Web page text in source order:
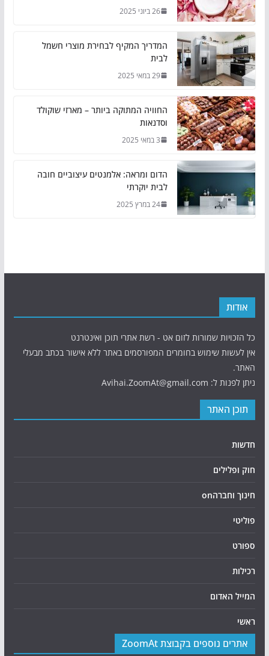
26 ביוני 2025
המדריך המקיף לבחירת מוצרי חשמל
לבית
29 במאי 2025
החוויה המתוקה ביותר – מארזי שוקולד
וסדנאות
3 במאי 2025
הדום ומראה: אלמנטים עיצוביים חובה
לבית יוקרתי
24 במרץ 2025
אודות
כל הזכויות שמורות לזום אט - רשת אתרי תוכן ואינטרנט
אין לעשות שימוש בחומרים המפורסמים באתר ללא אישור בכתב מבעלי
האתר.
ניתן לפנות ל: Avihai.ZoomAt@gmail.com
תוכן האתר
חדשות
חוק ופלילים
חינוך וחברהon
פוליטי
ספורט
רכילות
המייל האדום
ראשי
אתרים נוספים בקבוצת ZoomAt